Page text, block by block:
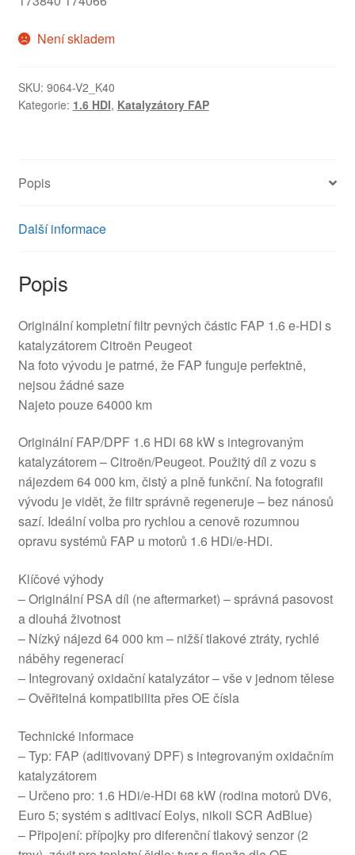
Není skladem
SKU: 9064-V2_K40
Kategorie: 1.6 HDI, Katalyzátory FAP
Popis
Další informace
Popis
Originální kompletní filtr pevných částic FAP 1.6 e-HDI s
katalyzátorem Citroën Peugeot
Na foto vývodu je patrné, že FAP funguje perfektně,
nejsou žádné saze
Najeto pouze 64000 km
Originální FAP/DPF 1.6 HDi 68 kW s integrovaným
katalyzátorem – Citroën/Peugeot. Použitý díl z vozu s
nájezdem 64 000 km, čistý a plně funkční. Na fotografii
vývodu je vidět, že filtr správně regeneruje – bez nánosů
sazí. Ideální volba pro rychlou a cenově rozumnou
opravu systémů FAP u motorů 1.6 HDi/e-HDi.
Klíčové výhody
– Originální PSA díl (ne aftermarket) – správná pasovost
a dlouhá životnost
– Nízký nájezd 64 000 km – nižší tlakové ztráty, rychlé
náběhy regenerací
– Integrovaný oxidační katalyzátor – vše v jednom tělese
– Ověřitelná kompatibilita přes OE čísla
Technické informace
– Typ: FAP (aditivovaný DPF) s integrovaným oxidačním
katalyzátorem
– Určeno pro: 1.6 HDi/e-HDi 68 kW (rodina motorů DV6,
Euro 5; systém s aditivací Eolys, nikoli SCR AdBlue)
– Připojení: přípojky pro diferenční tlakový senzor (2